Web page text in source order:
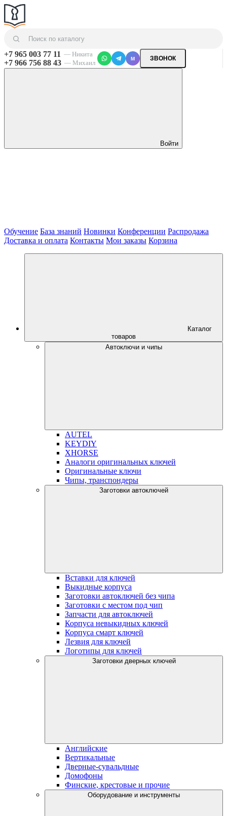
+7 965 003 77 11 — Никита
+7 966 756 88 43 — Михаил
M ЗВОНОК
Войти
Обучение База знаний Новинки Конференции Распродажа
Доставка и оплата Контакты Мои заказы Корзина
Каталог
товаров
Автоключи и чипы
AUTEL
KEYDIY
XHORSE
Аналоги оригинальных ключей
Оригинальные ключи
Чипы, транспондеры
Заготовки автоключей
Вставки для ключей
Выкидные корпуса
Заготовки автоключей без чипа
Заготовки с местом под чип
Запчасти для автоключей
Корпуса невыкидных ключей
Корпуса смарт ключей
Лезвия для ключей
Логотипы для ключей
Заготовки дверных ключей
Английские
Вертикальные
Дверные-сувальдные
Домофоны
Финские, крестовые и прочие
Оборудование и инструменты